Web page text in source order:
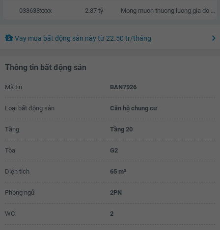
038638xxxx 2.87 tỷ
Vay mua bất động sản nàytừ22.50 tr/tháng
Thông tin bất động sản
Mã tin BAN7926
Loại bất động sản Căn hộ chung cư
Tầng Tầng 20
Tòa G2
Diện tích 65 m²
Phòng ngủ 2PN
WC 2